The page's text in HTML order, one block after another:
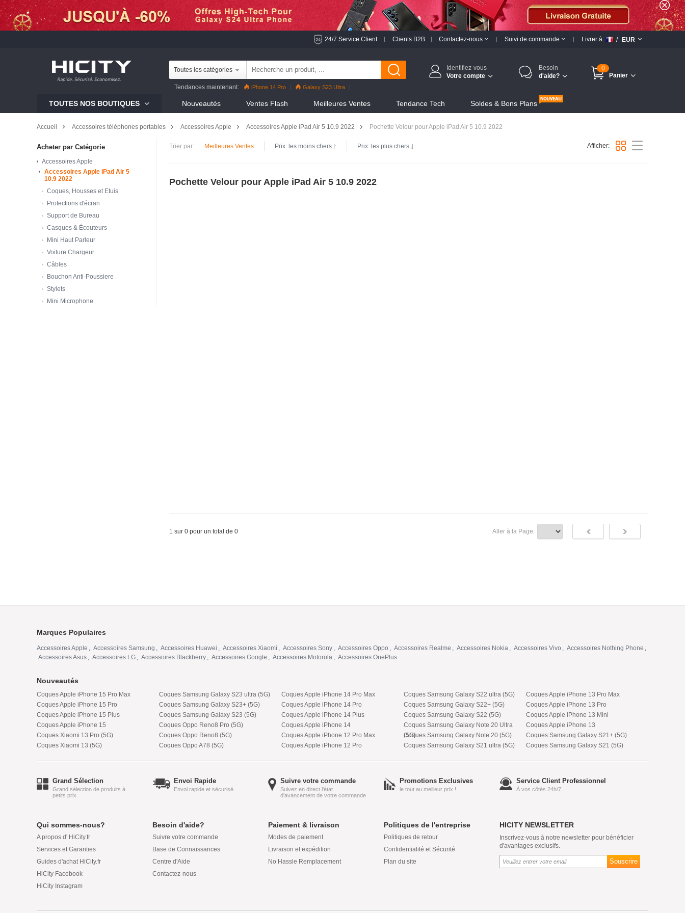
24/7 Service Client Clients B2B Contactez-nous Suivi de commande Livrer à: / EUR
Toutes les catégories
Tendances maintenant: iPhone 14 Pro
Galaxy S23 Ultra
Identifiez-vous
Votre compte
Besoin
d'aide?
0
Panier
TOUTES NOS BOUTIQUES Nouveautés Ventes Flash Meilleures Ventes Tendance Tech Soldes & Bons Plans
Accueil Accessoires téléphones portables Accessoires Apple Accessoires Apple iPad Air 5 10.9 2022 Pochette Velour pour Apple iPad Air 5 10.9 2022
Acheter par Catégorie
Accessoires Apple
Accessoires Apple iPad Air 5
10.9 2022
Coques, Housses et Etuis
Protections d'écran
Support de Bureau
Casques & Écouteurs
Mini Haut Parleur
Voiture Chargeur
Câbles
Bouchon Anti-Poussiere
Stylets
Mini Microphone
Trier par: Meilleures Ventes Prix: les moins chers Prix: les plus chers Afficher:
Pochette Velour pour Apple iPad Air 5 10.9 2022
1 sur 0 pour un total de 0 Aller à la Page:
Marques Populaires
Accessoires Apple , Accessoires Samsung , Accessoires Huawei , Accessoires Xiaomi , Accessoires Sony , Accessoires Oppo , Accessoires Realme , Accessoires Nokia , Accessoires Vivo , Accessoires Nothing Phone ,
Accessoires Asus , Accessoires LG , Accessoires Blackberry , Accessoires Google , Accessoires Motorola , Accessoires OnePlus
Nouveautés
Coques Apple iPhone 15 Pro Max
Coques Apple iPhone 15 Pro
Coques Apple iPhone 15 Plus
Coques Apple iPhone 15
Coques Xiaomi 13 Pro (5G)
Coques Xiaomi 13 (5G)
Coques Samsung Galaxy S23 ultra (5G)
Coques Samsung Galaxy S23+ (5G)
Coques Samsung Galaxy S23 (5G)
Coques Oppo Reno8 Pro (5G)
Coques Oppo Reno8 (5G)
Coques Oppo A78 (5G)
Coques Apple iPhone 14 Pro Max
Coques Apple iPhone 14 Pro
Coques Apple iPhone 14 Plus
Coques Apple iPhone 14
Coques Apple iPhone 12 Pro Max
Coques Apple iPhone 12 Pro
Coques Samsung Galaxy S22 ultra (5G)
Coques Samsung Galaxy S22+ (5G)
Coques Samsung Galaxy S22 (5G)
Coques Samsung Galaxy Note 20 Ultra
(5G)
Coques Samsung Galaxy Note 20 (5G)
Coques Samsung Galaxy S21 ultra (5G)
Coques Apple iPhone 13 Pro Max
Coques Apple iPhone 13 Pro
Coques Apple iPhone 13 Mini
Coques Apple iPhone 13
Coques Samsung Galaxy S21+ (5G)
Coques Samsung Galaxy S21 (5G)
Grand Sélection
Grand sélection de produits à
petits prix.
Envoi Rapide
Envoi rapide et sécurisé
Suivre votre commande
Suivez en direct l'état
d'avancement de votre commande
Promotions Exclusives
le tout au meilleur prix !
Service Client Professionnel
À vos côtés 24h/7
Qui sommes-nous?
A propos d' HiCity.fr
Services et Garanties
Guides d'achat HiCity.fr
HiCity Facebook
HiCity Instagram
Besoin d'aide?
Suivre votre commande
Base de Connaissances
Centre d'Aide
Contactez-nous
Paiement & livraison
Modes de paiement
Livraison et expédition
No Hassle Remplacement
Politiques de l'entreprise
Politiques de retour
Confidentialité et Sécurité
Plan du site
HICITY NEWSLETTER
Inscrivez-vous à notre newsletter pour bénéficier
d'avantages exclusifs.
Souscrire